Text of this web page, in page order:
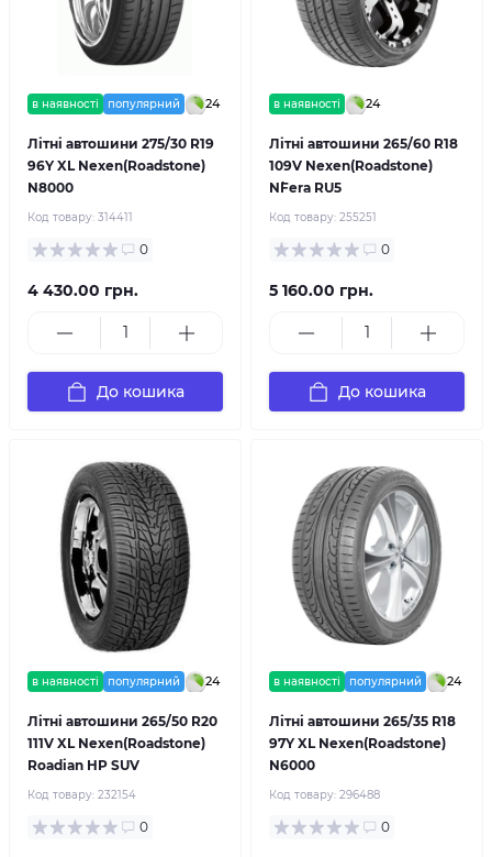
в наявності популярний 24
Літні автошини 275/30 R19
96Y XL Nexen(Roadstone)
N8000
Код товару: 314411
0
4 430.00 грн.
До кошика
в наявності 24
Літні автошини 265/60 R18
109V Nexen(Roadstone)
N`Fera RU5
Код товару: 255251
0
5 160.00 грн.
До кошика
в наявності популярний 24
Літні автошини 265/50 R20
111V XL Nexen(Roadstone)
Roadian HP SUV
Код товару: 232154
0
в наявності популярний 24
Літні автошини 265/35 R18
97Y XL Nexen(Roadstone)
N6000
Код товару: 296488
0